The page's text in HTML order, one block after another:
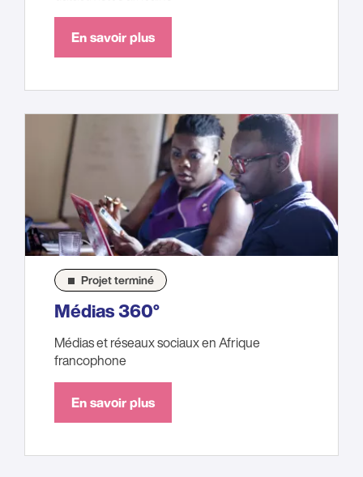
En savoir plus
Projet terminé
Médias 360°
Médias et réseaux sociaux en Afrique
francophone
En savoir plus